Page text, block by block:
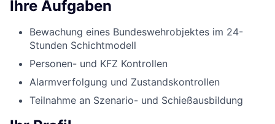
Ihre Aufgaben
Bewachung eines Bundeswehrobjektes im 24-
Stunden Schichtmodell
Personen- und KFZ Kontrollen
Alarmverfolgung und Zustandskontrollen
Teilnahme an Szenario- und Schießausbildung